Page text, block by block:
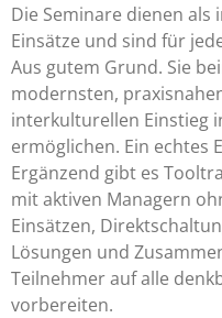
Die Seminare dienen
Einsätze und sind für
Aus gutem Grund. Sie
modernsten,
interkulturellen Einstieg
ermöglichen. Ein echtes
Ergänzend gibt es
mit aktiven Managern
Einsätzen,
Lösungen und
Teilnehmer auf alle
vorbereiten.